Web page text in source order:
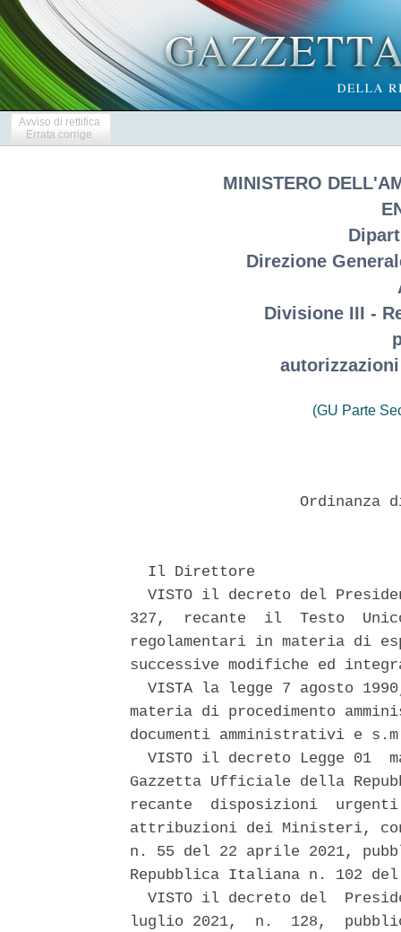
Avviso di rettifica
Errata corrige
MINISTERO
Direzione
Divisione III -
(GU Parte
Ordinanza
  Il Direttore
VISTO il decreto del
327,  recante  il  Testo
regolamentari in materia di
successive modifiche ed
VISTA la legge 7 agosto
materia di procedimento
documenti amministrativi e
VISTO il decreto Legge 01
Gazzetta Ufficiale della
recante  disposizioni
attribuzioni dei Ministeri,
n. 55 del 22 aprile 2021,
Repubblica Italiana n. 102
VISTO il decreto del
luglio 2021,  n.  128,